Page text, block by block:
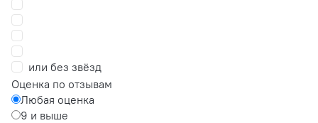
или без звёзд
Оценка по отзывам
Любая оценка
9 и выше